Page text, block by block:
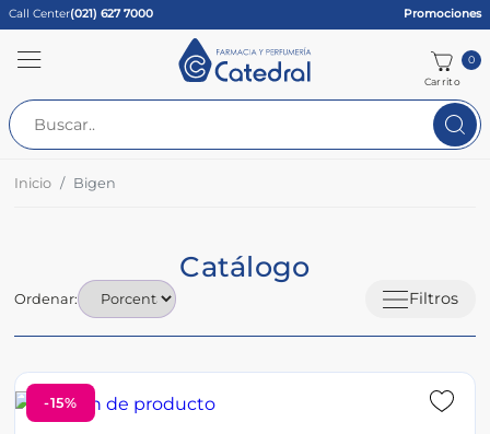
Call Center(021) 627 7000 Promociones
Carrito
0
Inicio Bigen
Catálogo
Filtros
Ordenar:
-15%